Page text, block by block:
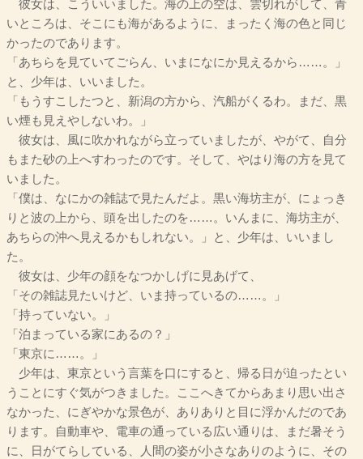
彼女は、こういいました。海の上の空は、雲切れがして、青
いところは、そこにも海があるように、まったく海の色と同じ
かったのであります。
「あちらを見ていてごらん、いまになにか見えるから……。」
と、少年は、いいました。
「もうすこしたつと、新潟の方から、汽船がくるわ。まだ、黒
い煙も見えやしないわ。」
彼女は、風に吹かれながら立っていましたが、やがて、自分
もまた砂の上へすわったのです。そして、やはり海の方を見て
いました。
「僕は、なにかの雑誌で見たんだよ。黒い海坊主が、にょっき
りと波の上から、頭を出したのを……。いんまに、海坊主が、
あちらの沖へ見えるかもしれない。」と、少年は、いいまし
た。
彼女は、少年の顔をなつかしげに見あげて、
「その雑誌見たいけど、いま持っているの……。」
「持っていない。」
「泊まっている家にあるの？」
「東京に……。」
少年は、東京という言葉を口にすると、帰る日が迫ったとい
うことにすぐ気がつきました。ここへきてからあまり思い出さ
なかった、にぎやかな景色が、ありありと目に浮かんだのであ
ります。自動車や、電車の通っている広い通りは、まだ暑そう
に、日がてらしている、人間の姿が小さなありのように、その